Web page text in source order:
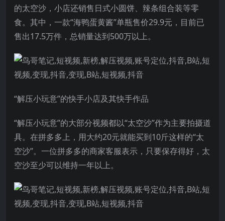
的太空沙，小店还销售日式小圆饼、辣条组合装等零
食。其中，一款“海鸭蛋黄酱”单瓶售价29.9元，目前已
售出17.5万件，总销量达到500万以上。
“解压小玩意”的快手小店及其快手作品
“解压小玩意”的大部分视频都以“太空沙”作为主要拍摄道
具。在拼多多上，用大约20元就能买到10斤这样的“太
空沙”。一位拼多多的商家客服表示，只要保存得好，太
空沙至少可以维持一年以上。